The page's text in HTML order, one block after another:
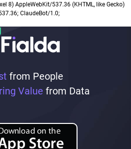
from People
Value from Data
8) AppleWebKit/537.36 (KHTML, like Gecko)
ClaudeBot/1.0;